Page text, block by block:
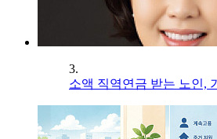
3.
소액 직역연금 받는 노인,